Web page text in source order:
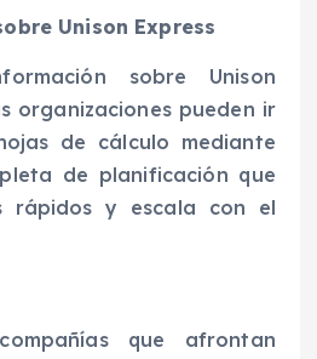
Unison Express
sobre Unison
organizaciones pueden ir
de cálculo mediante
de planificación que
rápidos y escala con el
que afrontan